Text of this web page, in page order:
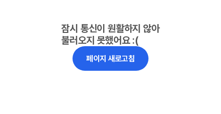
잠시 통신이 원활하지 않아
불러오지 못했어요 :(
페이지 새로고침